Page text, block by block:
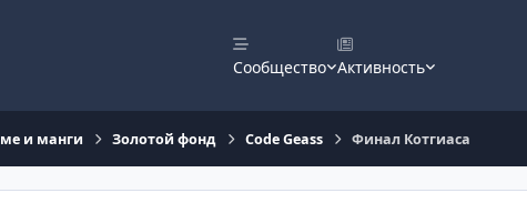
Сообщество Активность
и манги Золотой фонд Code Geass Финал Котгиаса